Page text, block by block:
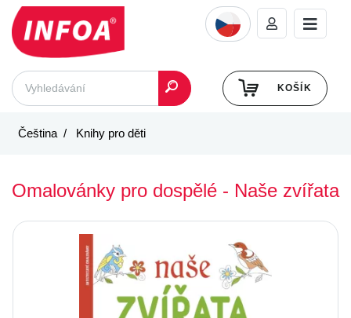
KOŠÍK
Čeština Knihy pro děti
Omalovánky pro dospělé - Naše zvířata